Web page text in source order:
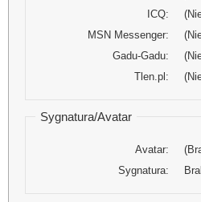
ICQ:
MSN Messenger:
Gadu-Gadu:
Tlen.pl:
Sygnatura/Avatar
Avatar:
Sygnatura: